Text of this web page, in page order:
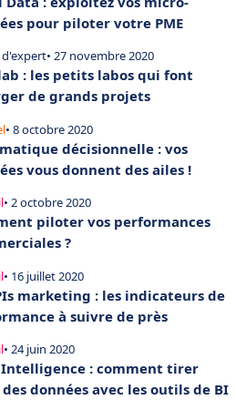
pour piloter votre PME
d'expert• 27 novembre 2020
: les petits labos qui font
de grands projets
• 8 octobre 2020
décisionnelle : vos
vous donnent des ailes !
• 2 octobre 2020
piloter vos performances
?
• 16 juillet 2020
marketing : les indicateurs de
à suivre de près
• 24 juin 2020
Intelligence : comment tirer
données avec les outils de BI